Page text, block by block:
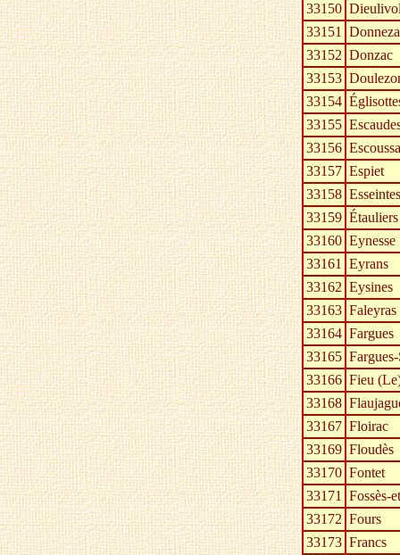
33150
33151
33152 Donzac
33153
33154
33155
33156
33157 Espiet
33158
33159 Étauliers
33160 Eynesse
33161 Eyrans
33162 Eysines
33163 Faleyras
33164 Fargues
33165
33166 Fieu
33168
33167 Floirac
33169 Floudès
33170 Fontet
33171 Fossès-
33172 Fours
33173 Francs